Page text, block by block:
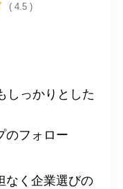
( 4.5 )
しっかりとした
のフォロー
なく企業選びの